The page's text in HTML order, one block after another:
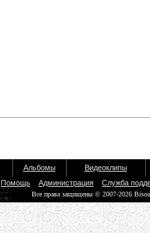
Альбомы
Видеоклипы
Помощь Администрация Служба
Все права защищены © 2007-2026